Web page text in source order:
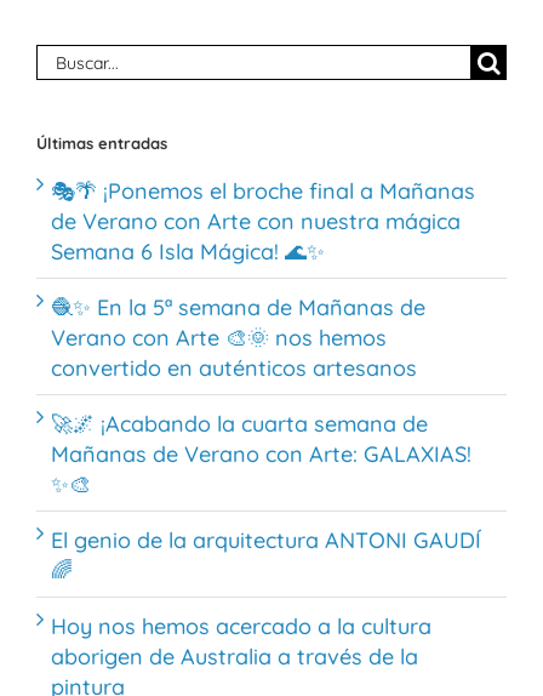
Buscar:
Últimas entradas
🎭🌴 ¡Ponemos el broche final a Mañanas
de Verano con Arte con nuestra mágica
Semana 6 Isla Mágica! 🌊✨
🧶✨ En la 5ª semana de Mañanas de
Verano con Arte 🎨🌞 nos hemos
convertido en auténticos artesanos
🚀🌌 ¡Acabando la cuarta semana de
Mañanas de Verano con Arte: GALAXIAS!
✨🎨
El genio de la arquitectura ANTONI GAUDÍ
🌈
Hoy nos hemos acercado a la cultura
aborigen de Australia a través de la
pintura